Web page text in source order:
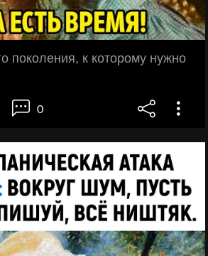
поколения, к которому нужно
0